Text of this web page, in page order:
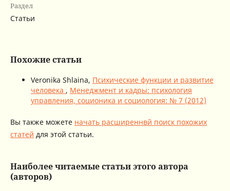
Раздел
Статьи
Похожие статьи
Veronika Shlaina, Психические функции и развитие
человека , Менеджмент и кадры: психология
управления, соционика и социология: № 7 (2012)
Вы также можете начать расширеннвй поиск похожих
статей для этой статьи.
Наиболее читаемые статьи этого автора
(авторов)